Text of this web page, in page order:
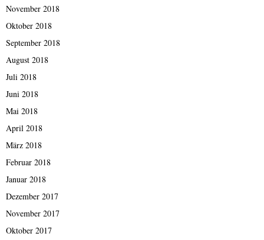
November 2018
Oktober 2018
September 2018
August 2018
Juli 2018
Juni 2018
Mai 2018
April 2018
März 2018
Februar 2018
Januar 2018
Dezember 2017
November 2017
Oktober 2017